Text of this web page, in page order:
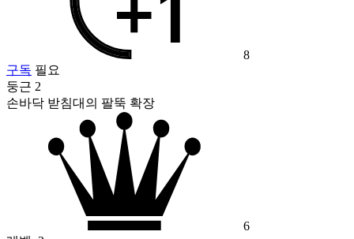
8
구독 필요
둥근 2
손바닥 받침대의 팔뚝 확장
6